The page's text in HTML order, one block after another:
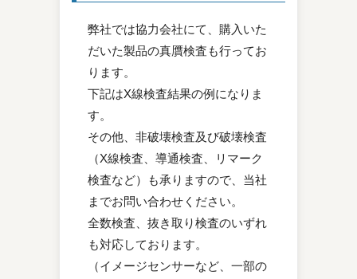
弊社では協力会社にて、購入いた
だいた製品の真贋検査も行ってお
ります。
下記はX線検査結果の例になりま
す。
その他、非破壊検査及び破壊検査
（X線検査、導通検査、リマーク
検査など）も承りますので、当社
までお問い合わせください。
全数検査、抜き取り検査のいずれ
も対応しております。
（イメージセンサーなど、一部の